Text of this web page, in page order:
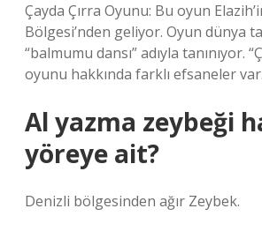
Çayda Çırra Oyunu: Bu oyun
Bölgesi’nden geliyor. Oyun dünya
“balmumu dansı” adıyla tanınıyor.
oyunu hakkında farklı efsaneler var.
Al yazma zeybeği
yöreye ait?
Denizli bölgesinden ağır Zeybek.